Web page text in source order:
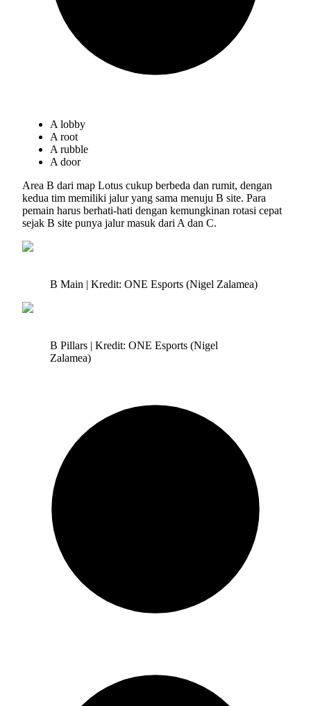
A lobby
A root
A rubble
A door
Area B dari map Lotus cukup berbeda dan rumit, dengan
kedua tim memiliki jalur yang sama menuju B site. Para
pemain harus berhati-hati dengan kemungkinan rotasi cepat
sejak B site punya jalur masuk dari A dan C.
B Main | Kredit: ONE Esports (Nigel Zalamea)
B Pillars | Kredit: ONE Esports (Nigel
Zalamea)